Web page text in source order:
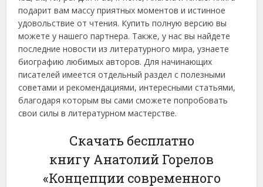
подарит вам массу приятных моментов и истинное
удовольствие от чтения. Купить полную версию вы
можете у нашего партнера. Также, у нас вы найдете
последние новости из литературного мира, узнаете
биографию любимых авторов. Для начинающих
писателей имеется отдельный раздел с полезными
советами и рекомендациями, интересными статьями,
благодаря которым вы сами сможете попробовать
свои силы в литературном мастерстве.
Скачать бесплатно
книгу Анатолий Горелов
«Концепции современного